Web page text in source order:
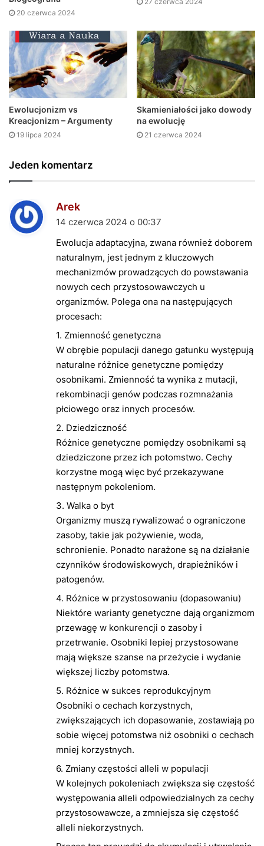
20 czerwca 2024
Ewolucjonizm vs
Kreacjonizm – Argumenty
19 lipca 2024
Skamieniałości jako dowody
na ewolucję
21 czerwca 2024
Jeden komentarz
Arek
a
ł
)
:
14 czerwca 2024 o 00:37
Ewolucja adaptacyjna, zwana również doborem
naturalnym, jest jednym z kluczowych
mechanizmów prowadzących do powstawania
nowych cech przystosowawczych u
organizmów. Polega ona na następujących
procesach:
1. Zmienność genetyczna
W obrębie populacji danego gatunku występują
naturalne różnice genetyczne pomiędzy
osobnikami. Zmienność ta wynika z mutacji,
rekombinacji genów podczas rozmnażania
płciowego oraz innych procesów.
2. Dziedziczność
Różnice genetyczne pomiędzy osobnikami są
dziedziczone przez ich potomstwo. Cechy
korzystne mogą więc być przekazywane
następnym pokoleniom.
3. Walka o byt
Organizmy muszą rywalizować o ograniczone
zasoby, takie jak pożywienie, woda,
schronienie. Ponadto narażone są na działanie
czynników środowiskowych, drapieżników i
patogenów.
4. Różnice w przystosowaniu (dopasowaniu)
Niektóre warianty genetyczne dają organizmom
przewagę w konkurencji o zasoby i
przetrwanie. Osobniki lepiej przystosowane
mają większe szanse na przeżycie i wydanie
większej liczby potomstwa.
5. Różnice w sukces reprodukcyjnym
Osobniki o cechach korzystnych,
zwiększających ich dopasowanie, zostawiają po
sobie więcej potomstwa niż osobniki o cechach
mniej korzystnych.
6. Zmiany częstości alleli w populacji
W kolejnych pokoleniach zwiększa się częstość
występowania alleli odpowiedzialnych za cechy
przystosowawcze, a zmniejsza się częstość
alleli niekorzystnych.